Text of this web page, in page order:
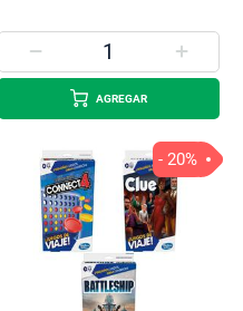
AGREGAR
- 20%